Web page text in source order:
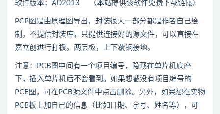
软件版本：AD2013 （本站提供该软件免费下载链接）
PCB图是由原理图导出，封装很大一部分都是作者自己绘
制，不提供封装库，只提供连接好的源文件，可以直接在
嘉立创进行打板。两层板，上下覆铜接地。
注意：PCB图中间有一个项目编号，隐藏在单片机底座
下，插入单片机后不会看到。如果想截没有项目编号的
PCB图，可在PCB源文件中点击删除。另外，如果想在实物
PCB板上加自己的信息（比如日期、学号、姓名等），可